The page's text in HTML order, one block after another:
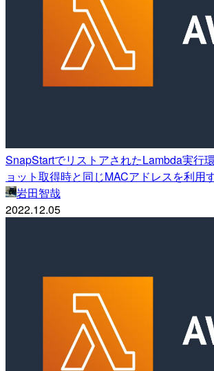
SnapStartでリストアされたLambda実行
ョット取得時と同じMACアドレスを利用
岩田智哉
2022.12.05